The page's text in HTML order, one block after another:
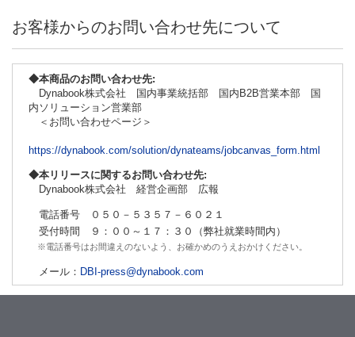
お客様からのお問い合わせ先について
◆本商品のお問い合わせ先:
Dynabook株式会社 国内事業統括部 国内B2B営業本部 国
内ソリューション営業部
＜お問い合わせページ＞
https://dynabook.com/solution/dynateams/jobcanvas_form.html
◆本リリースに関するお問い合わせ先:
Dynabook株式会社 経営企画部 広報
電話番号 ０５０－５３５７－６０２１
受付時間 ９：００～１７：３０（弊社就業時間内）
※電話番号はお間違えのないよう、お確かめのうえおかけください。
メール： DBI-press@dynabook.com